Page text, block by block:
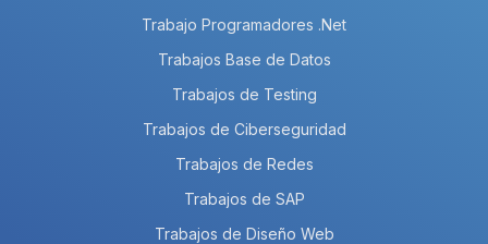
Trabajo Programadores .Net
Trabajos Base de Datos
Trabajos de Testing
Trabajos de Ciberseguridad
Trabajos de Redes
Trabajos de SAP
Trabajos de Diseño Web